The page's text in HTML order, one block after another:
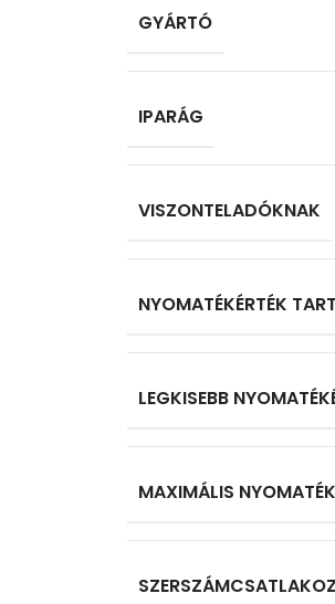
GYÁRTÓ
IPARÁG
VISZONTELADÓKNAK
NYOMATÉKÉRTÉK
LEGKISEBB
MAXIMÁLIS